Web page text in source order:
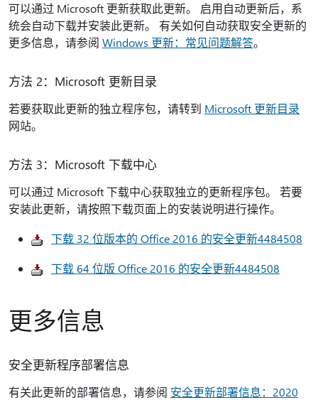
可以通过 Microsoft 更新获取此更新。 启用自动更新后，系
统会自动下载并安装此更新。 有关如何自动获取安全更新的
更多信息，请参阅 Windows 更新：常见问题解答。
方法 2：Microsoft 更新目录
若要获取此更新的独立程序包，请转到 Microsoft 更新目录
网站。
方法 3：Microsoft 下载中心
可以通过 Microsoft 下载中心获取独立的更新程序包。 若要
安装此更新，请按照下载页面上的安装说明进行操作。
下载 32 位版本的 Office 2016 的安全更新4484508
下载 64 位版 Office 2016 的安全更新4484508
更多信息
安全更新程序部署信息
有关此更新的部署信息，请参阅 安全更新部署信息：2020